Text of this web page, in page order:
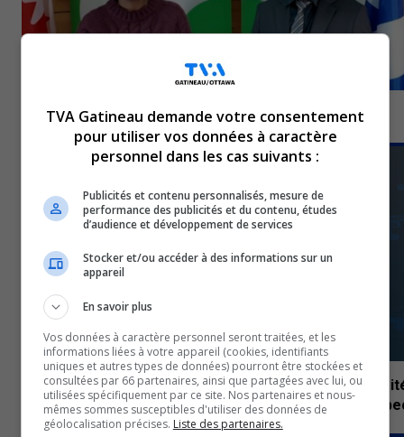
TGV | Le Parti Vert du Québec appuie le projet d’Alto
18 juin 2026
POLITIQUE MUNICIPALE
La mairesse de Gatineau remet en question la
de multiplier les programmes de subventions de
17 juin 2026
TVA Gatineau demande votre consentement
pour utiliser vos données à caractère
personnel dans les cas suivants :
Publicités et contenu personnalisés, mesure de
performance des publicités et du contenu, études
d’audience et développement de services
Stocker et/ou accéder à des informations sur un
appareil
En savoir plus
Vos données à caractère personnel seront traitées, et les
informations liées à votre appareil (cookies, identifiants
uniques et autres types de données) pourront être stockées et
consultées par 66 partenaires, ainsi que partagées avec lui, ou
utilisées spécifiquement par ce site. Nos partenaires et nous-
mêmes sommes susceptibles d'utiliser des données de
géolocalisation précises. Liste des partenaires.